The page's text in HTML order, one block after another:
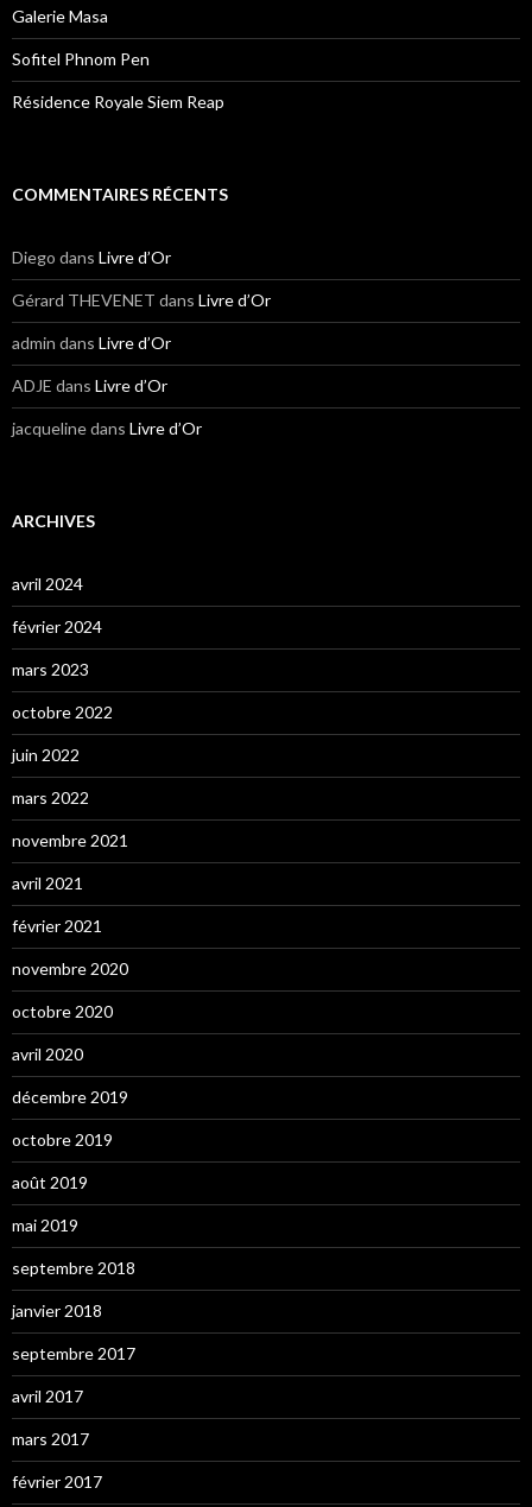
Galerie Masa
Sofitel Phnom Pen
Résidence Royale Siem Reap
COMMENTAIRES RÉCENTS
Diego dans Livre d’Or
Gérard THEVENET dans Livre d’Or
admin dans Livre d’Or
ADJE dans Livre d’Or
jacquelinedans Livre d’Or
ARCHIVES
avril 2024
février 2024
mars 2023
octobre 2022
juin 2022
mars 2022
novembre 2021
avril 2021
février 2021
novembre 2020
octobre 2020
avril 2020
décembre 2019
octobre 2019
août 2019
mai 2019
septembre 2018
janvier 2018
septembre 2017
avril 2017
mars 2017
février 2017